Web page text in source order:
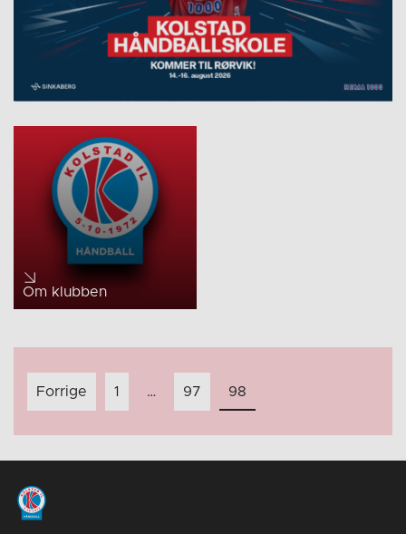
Om klubben
Innleggnavigasjon
Forrige 1 … 97 98